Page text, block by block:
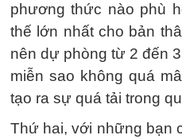
phương thức nào phù
thế lớn nhất cho bản
nên dự phòng từ 2 đến
miễn sao không quá
tạo ra sự quá tải trong
Thứ hai, với những bạn